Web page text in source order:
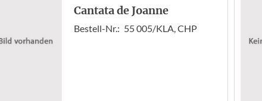
Cantata de Joanne
Bestell-Nr.: 55 005/KLA, CHP